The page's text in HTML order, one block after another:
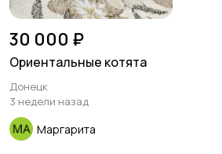
30 000 ₽
Ориентальные котята
Донецк
3 недели назад
Маргарита